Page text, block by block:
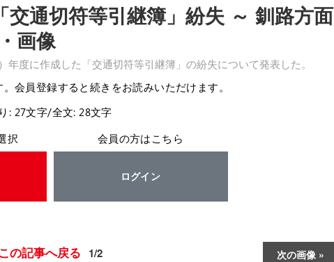
通切符等引継簿」紛失 ～ 釧路方面
画像
度に作成した「交通切符等引継簿」の紛失について発表した。
会員登録すると続きをお読みいただけます。
: 27文字/全文: 28文字
択
会員の方はこちら
ログイン
次の画像
この記事へ戻る 1/2